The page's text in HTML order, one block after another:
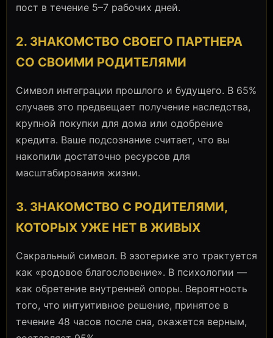
пост в течение 5–7 рабочих дней.
2. ЗНАКОМСТВО СВОЕГО ПАРТНЕРА
СО СВОИМИ РОДИТЕЛЯМИ
Символ интеграции прошлого и будущего. В 65%
случаев это предвещает получение наследства,
крупной покупки для дома или одобрение
кредита. Ваше подсознание считает, что вы
накопили достаточно ресурсов для
масштабирования жизни.
3. ЗНАКОМСТВО С РОДИТЕЛЯМИ,
КОТОРЫХ УЖЕ НЕТ В ЖИВЫХ
Сакральный символ. В эзотерике это трактуется
как «родовое благословение». В психологии —
как обретение внутренней опоры. Вероятность
того, что интуитивное решение, принятое в
течение 48 часов после сна, окажется верным,